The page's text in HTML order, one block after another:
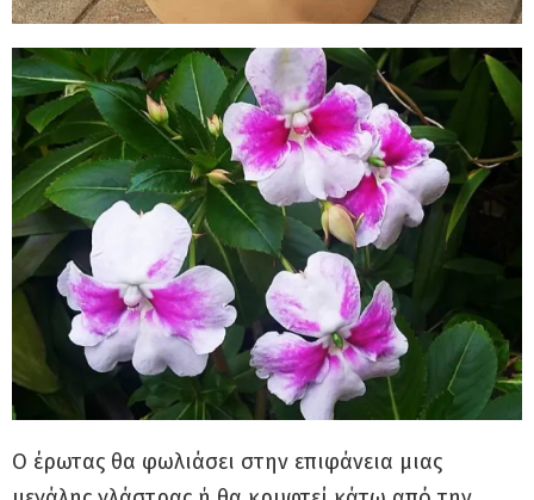
Ο έρωτας θα φωλιάσει στην επιφάνεια μιας